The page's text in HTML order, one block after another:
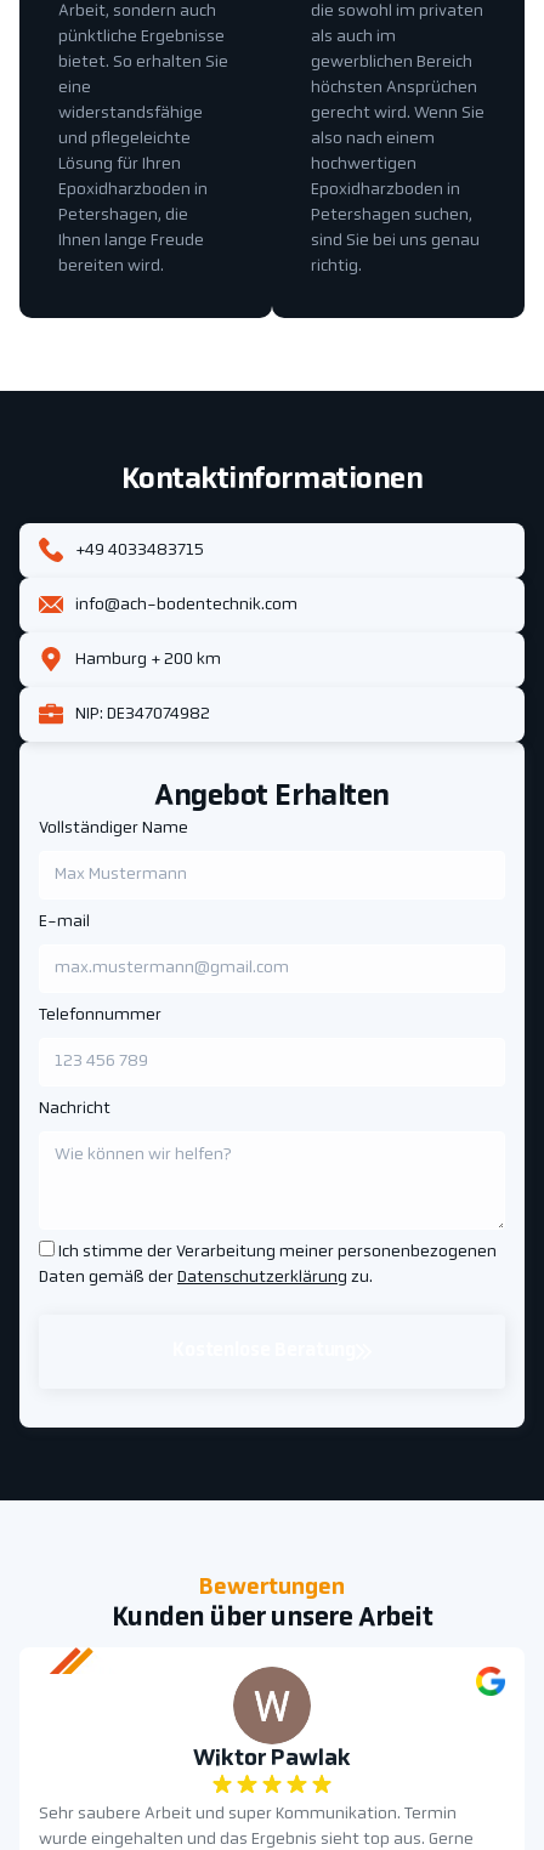
die sowohl im privaten
als auch im
gewerblichen Bereich
höchsten Ansprüchen
gerecht wird. Wenn Sie
also nach einem
hochwertigen
Epoxidharzboden in
Petershagen suchen,
sind Sie bei uns genau
richtig.
Arbeit, sondern auch
pünktliche Ergebnisse
bietet. So erhalten Sie
eine
widerstandsfähige
und pflegeleichte
Lösung für Ihren
Epoxidharzboden in
Petershagen, die
Ihnen lange Freude
bereiten wird.
Angebot Erhalten
Vollständiger Name
E-mail
Telefonnummer
Nachricht
Ich stimme der Verarbeitung meiner personenbezogenen
Daten gemäß der Datenschutzerklärung zu.
Kontaktinformationen
+49 4033483715
info@ach-bodentechnik.com
Hamburg + 200 km
NIP: DE347074982
Bewertungen
Kunden über unsere Arbeit
Wiktor Pawlak
Sehr saubere Arbeit und super Kommunikation. Termin
wurde eingehalten und das Ergebnis sieht top aus. Gerne